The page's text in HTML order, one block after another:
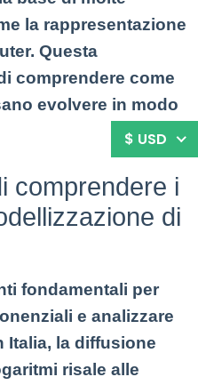
la rappresentazione
Questa
comprendere come
evolvere in modo
comprendere i
di
fondamentali per
e analizzare
Italia, la diffusione
risale alle
$ USD